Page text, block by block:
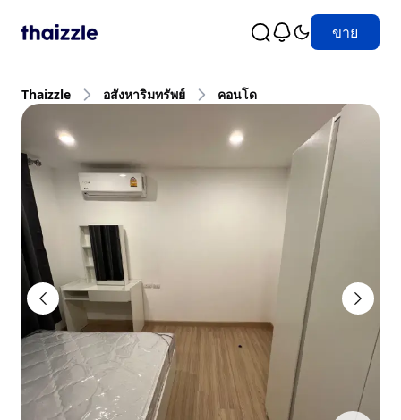
ขาย
Thaizzle อสังหาริมทรัพย์ คอนโด